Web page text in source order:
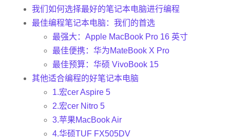
我们如何选择最好的笔记本电脑进行编程
最佳编程笔记本电脑：我们的首选
最强大：Apple MacBook Pro 16 英寸
最佳便携：华为MateBook X Pro
最佳预算：华硕 VivoBook 15
其他适合编程的好笔记本电脑
1.宏cer Aspire 5
2.宏cer Nitro 5
3.苹果MacBook Air
4.华硕TUF FX505DV